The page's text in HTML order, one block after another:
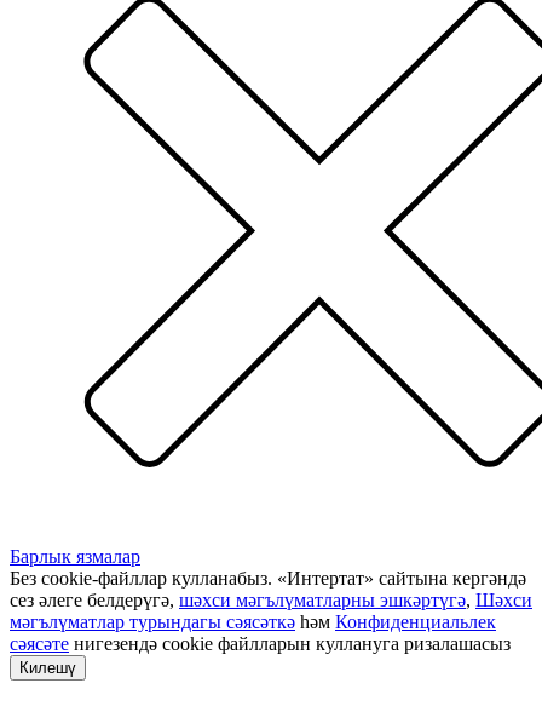
Барлык язмалар
Без cookie-файллар кулланабыз. «Интертат» сайтына кергәндә
сез әлеге белдерүгә, шәхси мәгълүматларны эшкәртүгә, Шәхси
мәгълүматлар турындагы сәясәткә һәм Конфиденциальлек
сәясәте нигезендә cookie файлларын куллануга ризалашасыз
Килешү